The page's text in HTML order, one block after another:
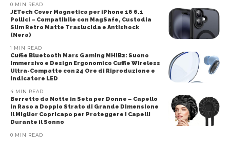
0 MIN READ
JETech Cover Magnetica per iPhone 16 6.1
Pollici – Compatibile con MagSafe, Custodia
Slim Retro Matte Traslucida e Antishock
(Nera)
1 MIN READ
Cuffie Bluetooth Mars Gaming MHIB2: Suono
Immersivo e Design Ergonomico Cuffie Wireless
Ultra-Compatte con 24 Ore di Riproduzione e
Indicatore LED
4 MIN READ
Berretto da Notte in Seta per Donne – Capello
in Raso a Doppio Strato di Grande Dimensione
Il Miglior Copricapo per Proteggere i Capelli
Durante il Sonno
0 MIN READ